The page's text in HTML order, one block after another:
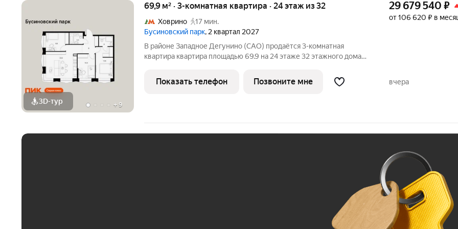
3D-тур + 9
69,9 м² · 3-комнатная квартира · 24 этаж из 32
Ховрино
17 мин.
Бусиновский парк, 2 квартал 2027
В районе Западное Дегунино (САО) продаётся 3-комнатная
квартира квартира площадью 69.9 на 24 этаже 32 этажного дома
расположение: 20 минут пешком до станций метро «Ховрино» и
15 минут от МЦД
29 679 540 ₽
от 106 620 ₽ в
Показать телефон Позвоните мне вчера